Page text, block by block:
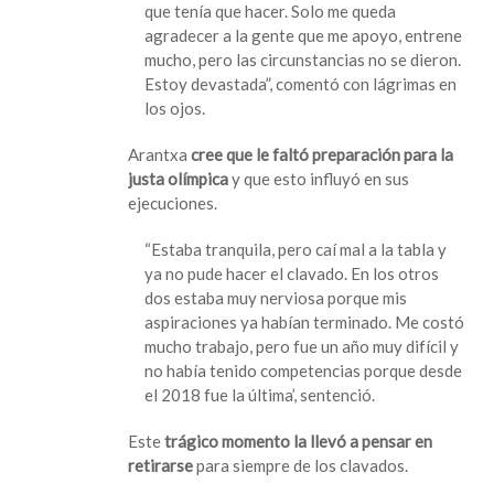
que tenía que hacer. Solo me queda
agradecer a la gente que me apoyo, entrene
mucho, pero las circunstancias no se dieron.
Estoy devastada”, comentó con lágrimas en
los ojos.
Arantxacree que le faltó preparación para la
justa olímpicay que esto influyó en sus
ejecuciones.
“Estaba tranquila, pero caí mal a la tabla y
ya no pude hacer el clavado. En los otros
dos estaba muy nerviosa porque mis
aspiraciones ya habían terminado. Me costó
mucho trabajo, pero fue un año muy difícil y
no había tenido competencias porque desde
el 2018 fue la última’, sentenció.
Estetrágico momento la llevó a pensar en
retirarsepara siempre de los clavados.